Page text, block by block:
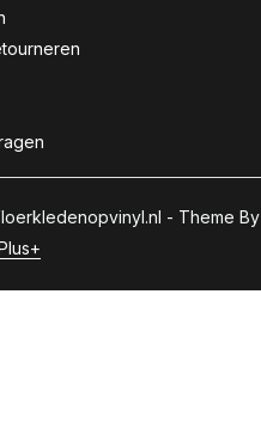
- Theme By